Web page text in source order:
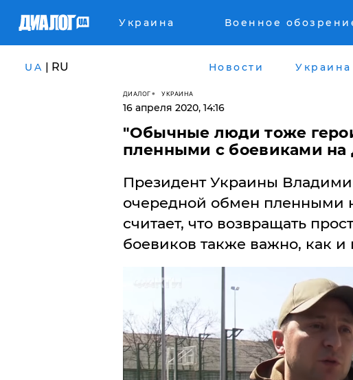
Украина Военное
UA | RU Новости Украина
ДИАЛОГ УКРАИНА
16 апреля 2020, 14:16
"Обычные люди тоже
пленными с боевиками на
Президент Украины
очередной обмен пленными
считает, что возвращать
боевиков также важно, как и